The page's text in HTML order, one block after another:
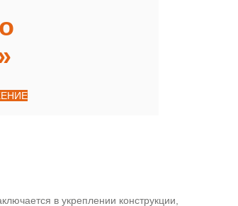
в укреплении конструкции,